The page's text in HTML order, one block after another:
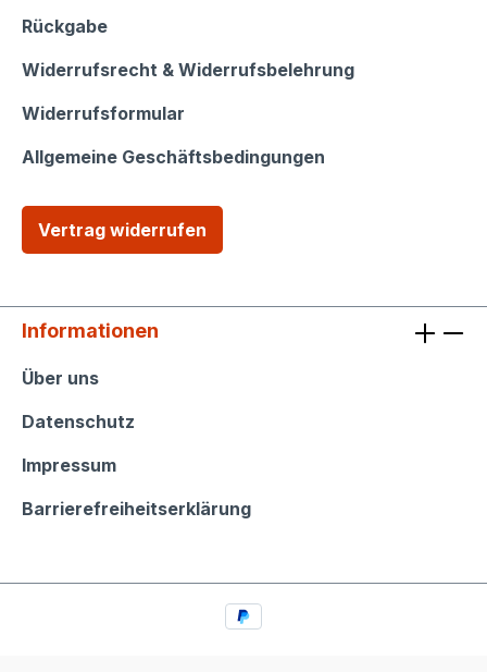
Rückgabe
Widerrufsrecht & Widerrufsbelehrung
Widerrufsformular
Allgemeine Geschäftsbedingungen
Vertrag widerrufen
Informationen
Informationen
Über uns
Datenschutz
Impressum
Barrierefreiheitserklärung